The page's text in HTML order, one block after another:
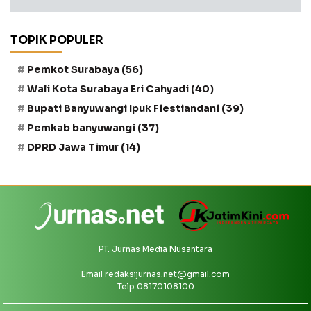
TOPIK POPULER
Pemkot Surabaya (56)
Wali Kota Surabaya Eri Cahyadi (40)
Bupati Banyuwangi Ipuk Fiestiandani (39)
Pemkab banyuwangi (37)
DPRD Jawa Timur (14)
PT. Jurnas Media Nusantara
Email redaksijurnas.net@gmail.com
Telp 08170108100